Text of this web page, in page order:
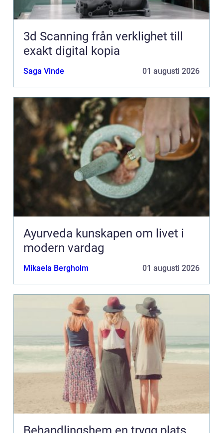
3d Scanning från verklighet till
exakt digital kopia
Saga Vinde 01 augusti 2026
Ayurveda kunskapen om livet i
modern vardag
Mikaela Bergholm 01 augusti 2026